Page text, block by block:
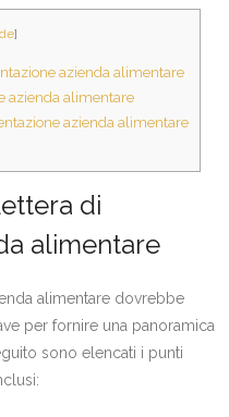
]
azienda alimentare
azienda alimentare
azienda alimentare
di
alimentare
alimentare dovrebbe
per fornire una panoramica
sono elencati i punti